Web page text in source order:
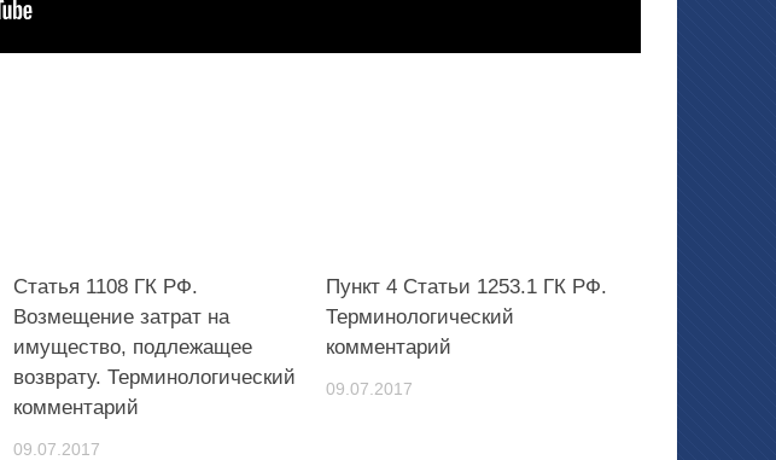
Статья 1108 ГК РФ.
Возмещение затрат на
имущество, подлежащее
возврату. Терминологический
комментарий
09.07.2017
Пункт 4 Статьи 1253.1 ГК РФ.
Терминологический
комментарий
09.07.2017